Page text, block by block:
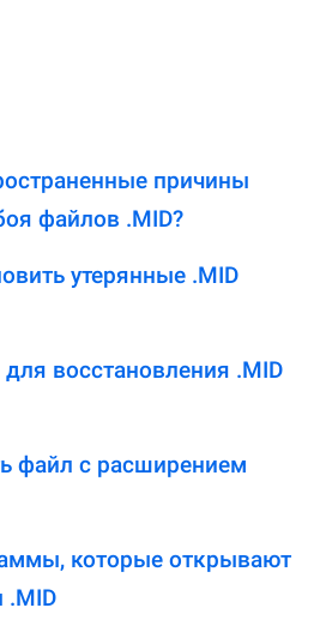
причины
файлов .MID?
утерянные .MID
восстановления .MID
файл с расширением
которые открывают